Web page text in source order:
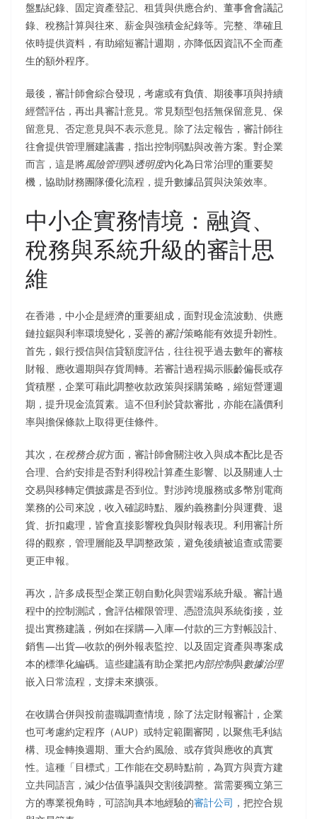
盤點紀錄、固定資產登記、租賃與供應合約、董事會會議記
錄、稅務計算與往來、薪金與強積金紀錄等。完整、準確且
依時提供資料，有助縮短審計週期，亦降低因資訊不全而產
生的額外程序。
最後，審計師會綜合發現，考慮或有負債、期後事項與持續
經營評估，再出具審計意見。常見類型包括無保留意見、保
留意見、否定意見與不表示意見。除了法定報告，審計師往
往會提供管理層建議書，指出控制弱點與改善方案。對企業
而言，這是將風險管理與透明度內化為日常治理的重要契
機，協助財務團隊優化流程，提升數據品質與決策效率。
中小企實務情境：融資、
稅務與系統升級的審計思
維
在香港，中小企是經濟的重要組成，面對現金流波動、供應
鏈拉鋸與利率環境變化，妥善的審計策略能有效提升韌性。
首先，銀行授信與信貸額度評估，往往視乎過去數年的審核
財報、應收週期與存貨周轉。若審計過程揭示賬齡偏長或存
貨積壓，企業可藉此調整收款政策與採購策略，縮短營運週
期，提升現金流質素。這不但利於貸款審批，亦能在議價利
率與擔保條款上取得更佳條件。
其次，在稅務合規方面，審計師會關注收入與成本配比是否
合理、合約安排是否對利得稅計算產生影響、以及關連人士
交易與移轉定價披露是否到位。對涉跨境服務或多幣別電商
業務的公司來說，收入確認時點、履約義務劃分與運費、退
貨、折扣處理，皆會直接影響稅負與財報表現。利用審計所
得的觀察，管理層能及早調整政策，避免後續被追查或需要
更正申報。
再次，許多成長型企業正朝自動化與雲端系統升級。審計過
程中的控制測試，會評估權限管理、憑證流與系統銜接，並
提出實務建議，例如在採購—入庫—付款的三方對帳設計、
銷售—出貨—收款的例外報表監控、以及固定資產與專案成
本的標準化編碼。這些建議有助企業把內部控制與數據治理
嵌入日常流程，支撐未來擴張。
在收購合併與投前盡職調查情境，除了法定財報審計，企業
也可考慮約定程序（AUP）或特定範圍審閱，以聚焦毛利結
構、現金轉換週期、重大合約風險、或存貨與應收的真實
性。這種「目標式」工作能在交易時點前，為買方與賣方建
立共同語言，減少估值爭議與交割後調整。當需要獨立第三
方的專業視角時，可諮詢具本地經驗的審計公司 ，把控合規